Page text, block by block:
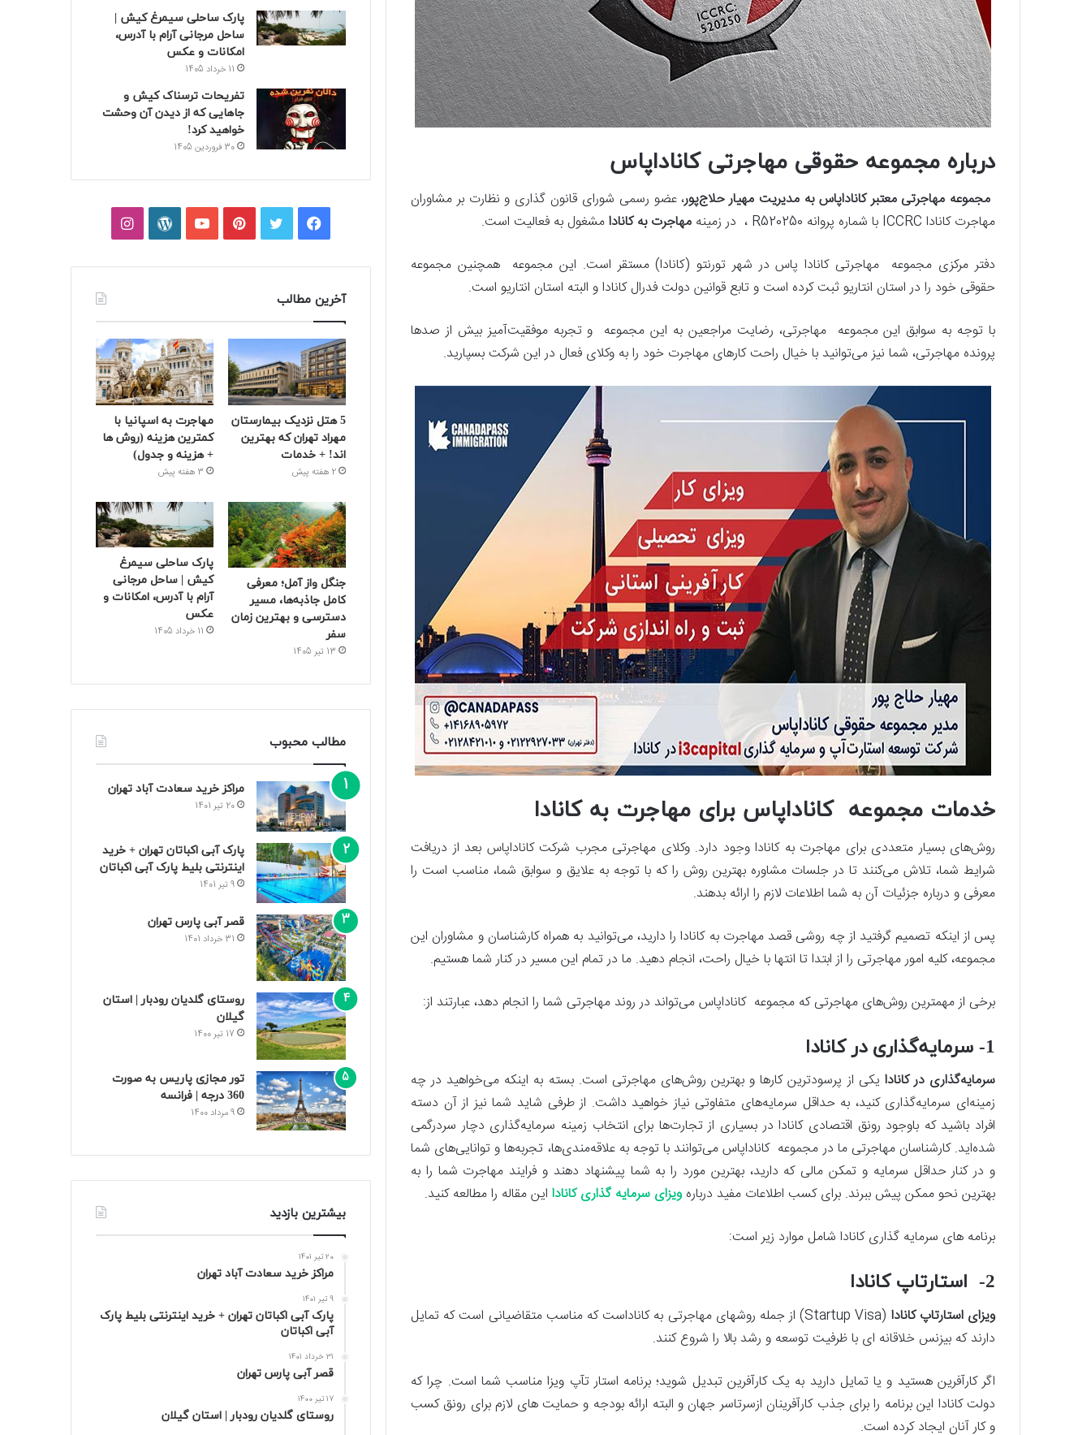
درباره مجموعه حقوقی مهاجرتی کاناداپاس
مجموعه مهاجرتی معتبر کاناداپاس به مدیریت مهیار حلاج‌پور، عضو رسمی شورای قانون گذاری و نظارت بر مشاوران
مهاجرت کانادا ICCRC با شماره پروانه R520250 ، در زمینه
مهاجرت به کانادامشغول به فعالیت است.
دفتر مرکزی مجموعه مهاجرتی کانادا پاس در شهر تورنتو (کانادا) مستقر است. این مجموعه همچنین مجموعه
حقوقی خود را در استان انتاریو ثبت کرده است و تابع قوانین دولت فدرال کانادا و البته استان انتاریو است.
با توجه به سوابق این مجموعه مهاجرتی، رضایت مراجعین به این مجموعه و تجربه موفقیت‌آمیز بیش از صدها
پرونده مهاجرتی، شما نیز می‌توانید با خیال راحت کارهای مهاجرت خود را به وکلای فعال در این شرکت بسپارید.
خدمات مجموعه کاناداپاس برای مهاجرت به کانادا
روش‌های بسیار متعددی برای مهاجرت به کانادا وجود دارد. وکلای مهاجرتی مجرب شرکت کاناداپاس بعد از دریافت
شرایط شما، تلاش می‌کنند تا در جلسات مشاوره بهترین روش را که با توجه به علایق و سوابق شما، مناسب است را
معرفی و درباره جزئیات آن به شما اطلاعات لازم را ارائه بدهند.
پس از اینکه تصمیم گرفتید از چه روشی قصد مهاجرت به کانادا را دارید، می‌توانید به همراه کارشناسان و مشاوران این
مجموعه، کلیه امور مهاجرتی را از ابتدا تا انتها با خیال راحت، انجام دهید. ما در تمام این مسیر در کنار شما هستیم.
برخی از مهمترین روش‌های مهاجرتی که مجموعه کاناداپاس می‌تواند در روند مهاجرتی شما را انجام دهد، عبارتند از:
1- سرمایه‌گذاری در کانادا
سرمایه‌گذاری در کانادا یکی از پرسودترین کارها و بهترین روش‌های مهاجرتی است. بسته به اینکه می‌خواهید در چه
زمینه‌ای سرمایه‌گذاری کنید، به حداقل سرمایه‌های متفاوتی نیاز خواهید داشت. از طرفی شاید شما نیز از آن دسته
افراد باشید که باوجود رونق اقتصادی کانادا در بسیاری از تجارت‌ها برای انتخاب زمینه سرمایه‌گذاری دچار سردرگمی
شده‌اید. کارشناسان مهاجرتی ما در مجموعه کاناداپاس می‌توانند با توجه به علاقه‌مندی‌ها، تجربه‌ها و توانایی‌های شما
و در کنار حداقل سرمایه و تمکن مالی که دارید، بهترین مورد را به شما پیشنهاد دهند و فرایند مهاجرت شما را به
بهترین نحو ممکن پیش ببرند. برای کسب اطلاعات مفید دربارهویزای سرمایه گذاری کانادا این مقاله را مطالعه کنید.
برنامه های سرمایه گذاری کانادا شامل موارد زیر است:
2- استارتاپ کانادا
ویزای استارتاپ کانادا
(Startup Visa) از جمله روشهای مهاجرتی به کاناداست که مناسب متقاضیانی است که تمایل
دارند که بیزنس خلاقانه ای با ظرفیت توسعه و رشد بالا را شروع کنند.
اگر کارآفرین هستید و یا تمایل دارید به یک کارآفرین تبدیل شوید؛ برنامه استار تآپ ویزا مناسب شما است. چرا که
دولت کانادا این برنامه را برای جذب کارآفرینان ازسرتاسر جهان و البته ارائه بودجه و حمایت های لازم برای رونق کسب
و کار آنان ایجاد کرده است.
پارک ساحلی سیمرغ کیش |
ساحل مرجانی آرام با آدرس،
امکانات و عکس
11 خرداد 1405
تفریحات ترسناک کیش و
جاهایی که از دیدن آن وحشت
خواهید کرد!
30 فروردین 1405
فیسبوکتوییترپینتریستیوتیوبوردپرساینستاگرام
آخرین مطالب
5 هتل نزدیک بیمارستان
مهراد تهران که بهترین‌
اند! + خدمات
2 هفته پیش
مهاجرت به اسپانیا با
کمترین هزینه (روش ها
+ هزینه و جدول)
3 هفته پیش
جنگل واز آمل؛ معرفی
کامل جاذبه‌ها، مسیر
دسترسی و بهترین زمان
سفر
13 تیر 1405
پارک ساحلی سیمرغ
کیش | ساحل مرجانی
آرام با آدرس، امکانات و
عکس
11 خرداد 1405
مطالب محبوب
مراکز خرید سعادت‌ آباد تهران
20 تیر 1401
پارک آبی اکباتان تهران + خرید
اینترنتی بلیط پارک آبی اکباتان
9 تیر 1401
قصر آبی پارس تهران
31 خرداد 1401
روستای گلدیان رودبار | استان
گیلان
17 تیر 1400
تور مجازی پاریس به صورت
360 درجه | فرانسه
9 مرداد 1400
بیشترین بازدید
20 تیر 1401
مراکز خرید سعادت‌ آباد تهران
9 تیر 1401
پارک آبی اکباتان تهران + خرید اینترنتی بلیط پارک
آبی اکباتان
31 خرداد 1401
قصر آبی پارس تهران
17 تیر 1400
روستای گلدیان رودبار | استان گیلان